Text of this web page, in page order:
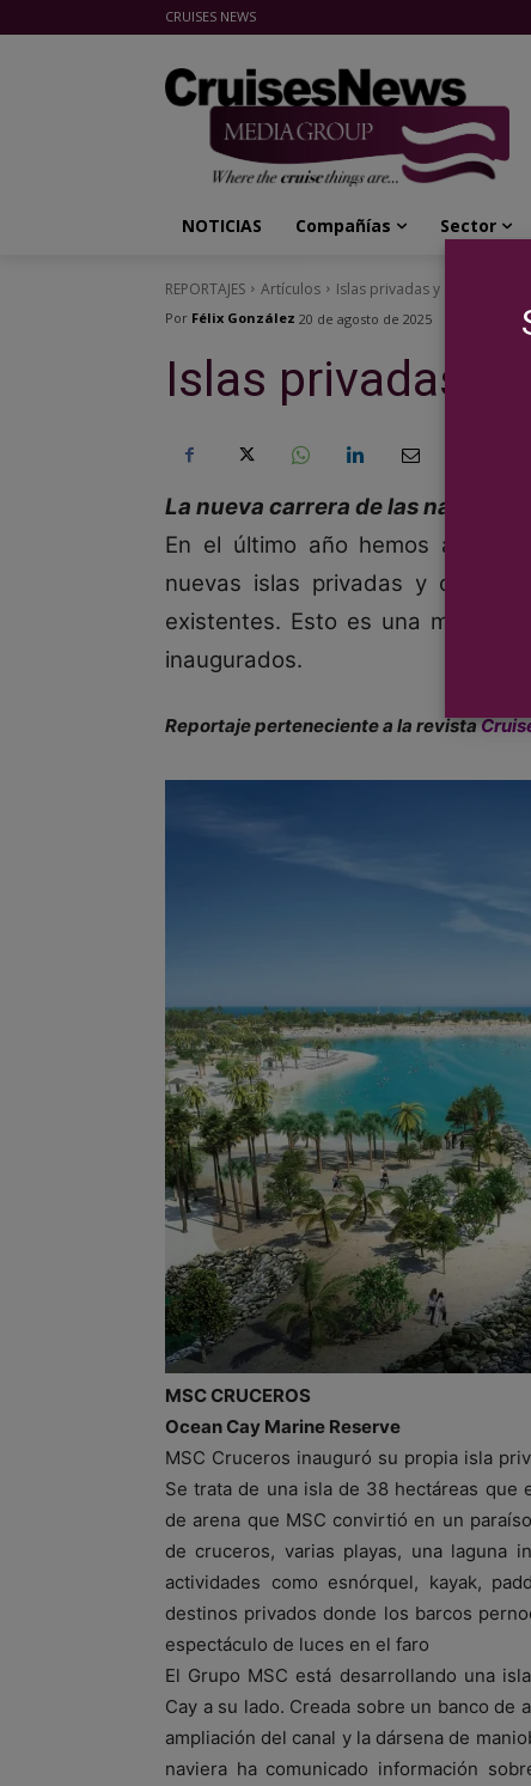
CRUISES NEWS
NOTICIAS Compañías Sector
REPORTAJES Artículos Islas privadas y clubes de
Por Félix González 20 de agosto de 2025
Islas privadas y
La nueva carrera de las navieras
En el último año hemos
nuevas islas privadas y clubes
existentes. Esto es una muestra
inaugurados.
Reportaje perteneciente a la revista
MSC CRUCEROS
Ocean Cay Marine Reserve
MSC Cruceros inauguró su propia isla
Se trata de una isla de 38 hectáreas que
de arena que MSC convirtió en un
de cruceros, varias playas, una laguna
actividades como esnórquel, kayak,
destinos privados donde los barcos
espectáculo de luces en el faro
El Grupo MSC está desarrollando una
Cay a su lado. Creada sobre un banco
ampliación del canal y la dársena de
naviera ha comunicado información